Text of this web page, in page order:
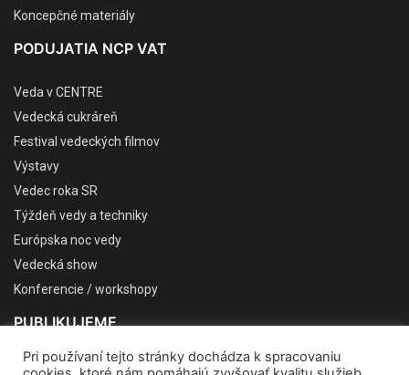
Koncepčné materiály
PODUJATIA NCP VAT
Veda v CENTRE
Vedecká cukráreň
Festival vedeckých filmov
Výstavy
Vedec roka SR
Týždeň vedy a techniky
Európska noc vedy
Vedecká show
Konferencie / workshopy
PUBLIKUJEME
Pri používaní tejto stránky dochádza k spracovaniu